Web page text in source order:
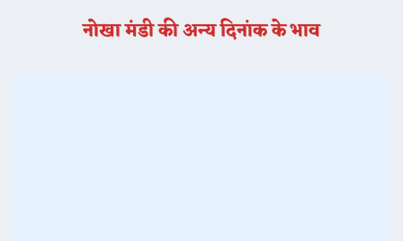
नोखा मंडी की अन्य दिनांक के भाव